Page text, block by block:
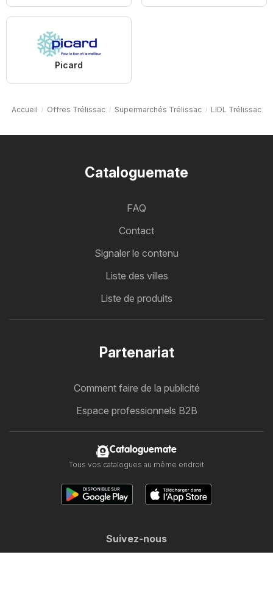
Picard
Accueil Offres Trélissac Supermarchés Trélissac LIDL Trélissac
Cataloguemate
FAQ
Contact
Signaler le contenu
Liste des villes
Liste de produits
Partenariat
Comment faire de la publicité
Espace professionnels B2B
Cataloguemate
Tous vos catalogues au même endroit
Suivez-nous